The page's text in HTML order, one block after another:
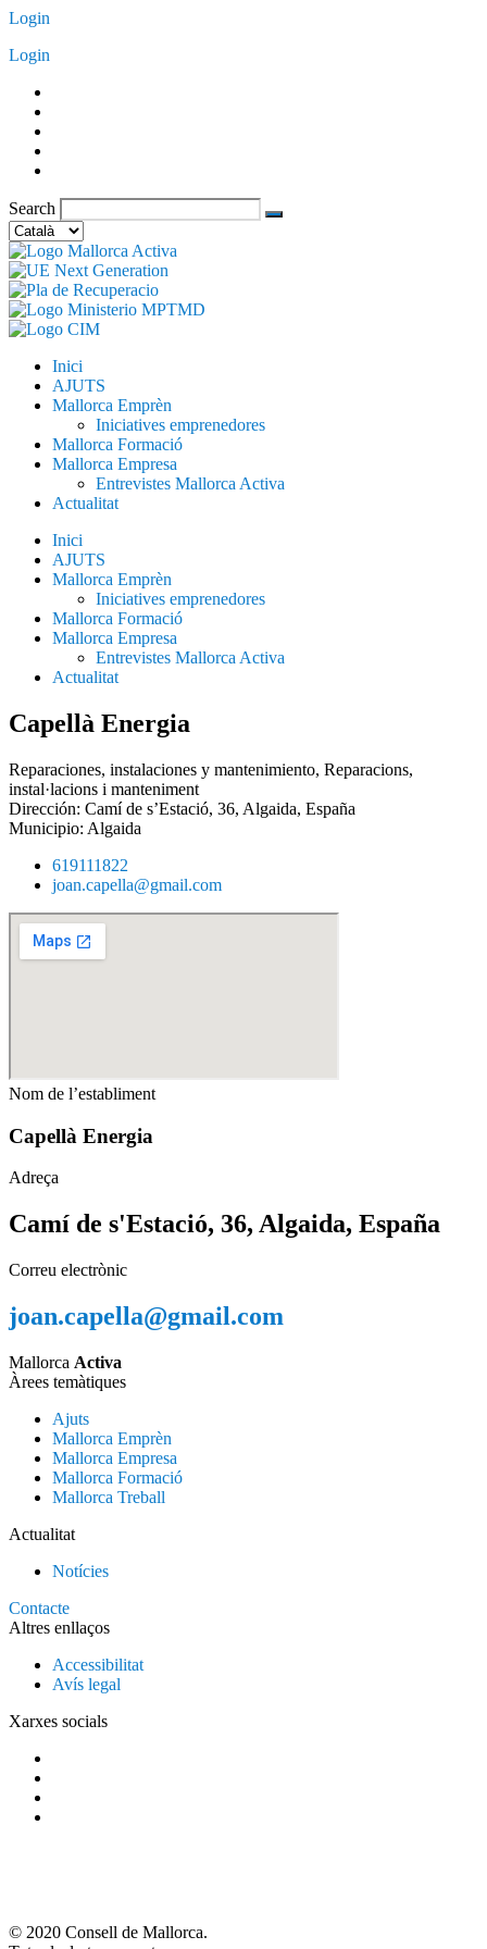
Vés
contingut
Login
Login
Search
Trieu
un
idioma
Inici
AJUTS
Mallorca Emprèn
Iniciatives emprenedores
Mallorca Formació
Mallorca Empresa
Entrevistes Mallorca Activa
Actualitat
Inici
AJUTS
Mallorca Emprèn
Iniciatives emprenedores
Mallorca Formació
Mallorca Empresa
Entrevistes Mallorca Activa
Actualitat
Capellà Energia
Reparaciones, instalaciones y mantenimiento, Reparacions,
instal·lacions i manteniment
Dirección: Camí de s’Estació, 36, Algaida, España
Municipio: Algaida
619111822
joan.capella@gmail.com
Nom de l’establiment
Capellà Energia
Adreça
Camí de s'Estació, 36, Algaida, España
Correu electrònic
joan.capella@gmail.com
Mallorca Activa
Àrees temàtiques
Ajuts
Mallorca Emprèn
Mallorca Empresa
Mallorca Formació
Mallorca Treball
Actualitat
Notícies
Contacte
Altres enllaços
Accessibilitat
Avís legal
Xarxes socials
© 2020 Consell de Mallorca.